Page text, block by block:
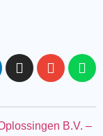
B.V. –